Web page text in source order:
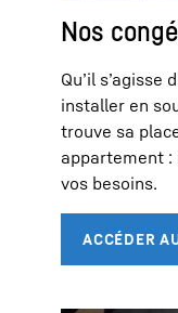
Nos
Qu’il s’agisse
installer en
trouve sa
appartement :
vos besoins.